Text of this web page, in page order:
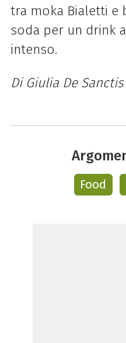
tra moka Bialetti e
soda per un drink
intenso.
Di Giulia De Sanctis
Food